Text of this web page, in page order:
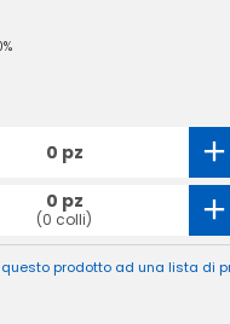
0 pz
0 pz
(0 colli)
prodotto ad una lista di